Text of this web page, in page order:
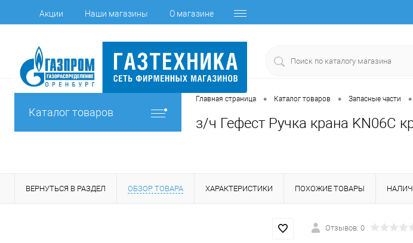
Акции Наши магазины О магазине
Каталог товаров
Главная страница • Каталог товаров • Запасные части •
з/ч Гефест Ручка крана KN06C
ВЕРНУТЬСЯ В РАЗДЕЛ ОБЗОР ТОВАРА ХАРАКТЕРИСТИКИ ПОХОЖИЕ ТОВАРЫ
Отзывов: 0